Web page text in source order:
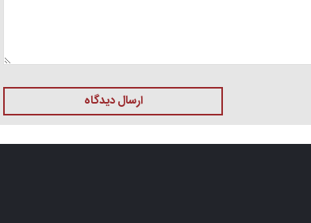
ارسال دیدگاه